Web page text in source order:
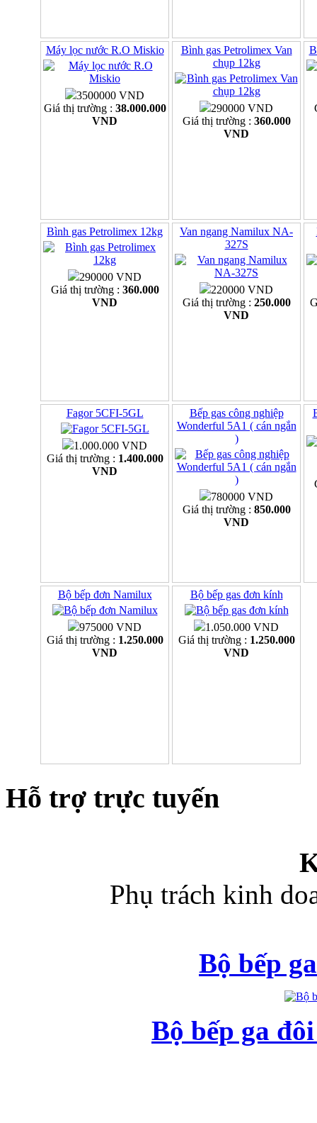
Máy lọc nước R.O Miskio
3500000 VND
Giá thị trường : 38.000.000
VND
Bình gas Petrolimex Van
chụp 12kg
290000 VND
Giá thị trường : 360.000
VND
Bình gas Petrolimex 12kg
290000 VND
Giá thị trường : 360.000
VND
Van ngang Namilux NA-
327S
220000 VND
Giá thị trường : 250.000
VND
Fagor 5CFI-5GL
1.000.000 VND
Giá thị trường : 1.400.000
VND
Bếp gas công nghiệp
Wonderful 5A1 ( cán ngắn
)
780000 VND
Giá thị trường : 850.000
VND
Bộ bếp đơn Namilux
975000 VND
Giá thị trường : 1.250.000
VND
Bộ bếp gas đơn kính
1.050.000 VND
Giá thị trường : 1.250.000
VND
Hỗ trợ trực tuyến
Phụ trách kinh
Bộ bếp
Bộ bếp ga